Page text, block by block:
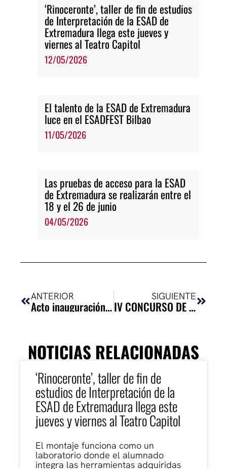
‘Rinoceronte’, taller de fin de estudios
de Interpretación de la ESAD de
Extremadura llega este jueves y
viernes al Teatro Capitol
12/05/2026
El talento de la ESAD de Extremadura
luce en el ESADFEST Bilbao
11/05/2026
Las pruebas de acceso para la ESAD
de Extremadura se realizarán entre el
18 y el 26 de junio
04/05/2026
ANTERIOR
Acto inauguración oficial del Curso 2017-2018 de la Escuela Superior de Arte Dramático de Extremadura
SIGUIENTE
IV CONCURSO DE TEXTOS TEATRALES PARÁBASIS-PLAZA DEL ARTE
NOTICIAS RELACIONADAS
‘Rinoceronte’, taller de fin de
estudios de Interpretación de la
ESAD de Extremadura llega este
jueves y viernes al Teatro Capitol
El montaje funciona como un
laboratorio donde el alumnado
integra las herramientas adquiridas